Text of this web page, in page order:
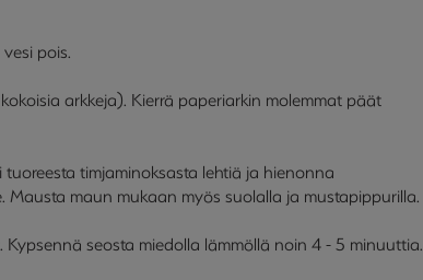
pois.
arkkeja). Kierrä paperiarkin molemmat päät
timjaminoksasta lehtiä ja hienonna
Mausta maun mukaan myös suolalla ja mustapippurilla.
seosta miedolla lämmöllä noin 4 - 5 minuuttia.